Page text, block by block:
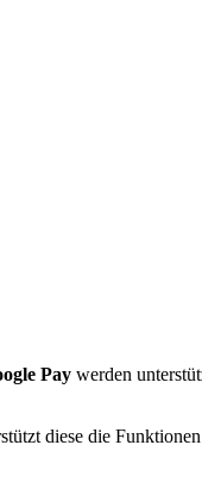
Pay werden
diese die Funktionen